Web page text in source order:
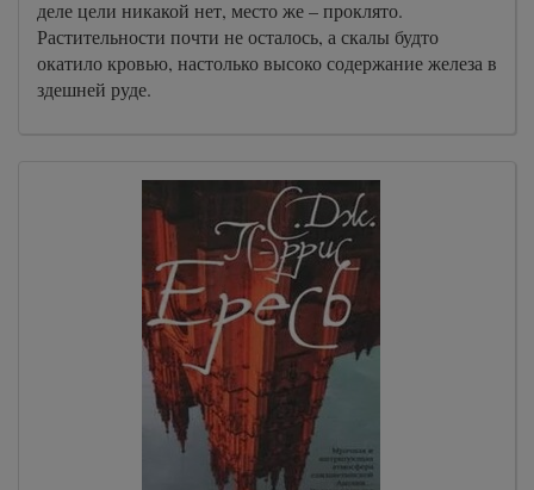
деле цели никакой нет, место же – проклято.
Растительности почти не осталось, а скалы будто
окатило кровью, настолько высоко содержание железа в
здешней руде.